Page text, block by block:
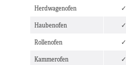
Herdwagenofen
✓
Haubenofen
✓
Rollenofen
✓
Kammerofen
✓